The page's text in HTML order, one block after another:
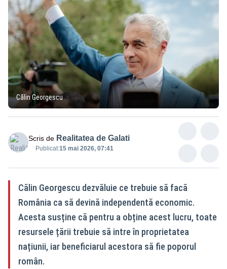
Călin Georgescu
Scris de Realitatea de Galati
Publicat:15 mai 2026, 07:41
Călin Georgescu dezvăluie ce trebuie să facă
România ca să devină independentă economic.
Acesta susține că pentru a obține acest lucru, toate
resursele țării trebuie să intre în proprietatea
națiunii, iar beneficiarul acestora să fie poporul
român.